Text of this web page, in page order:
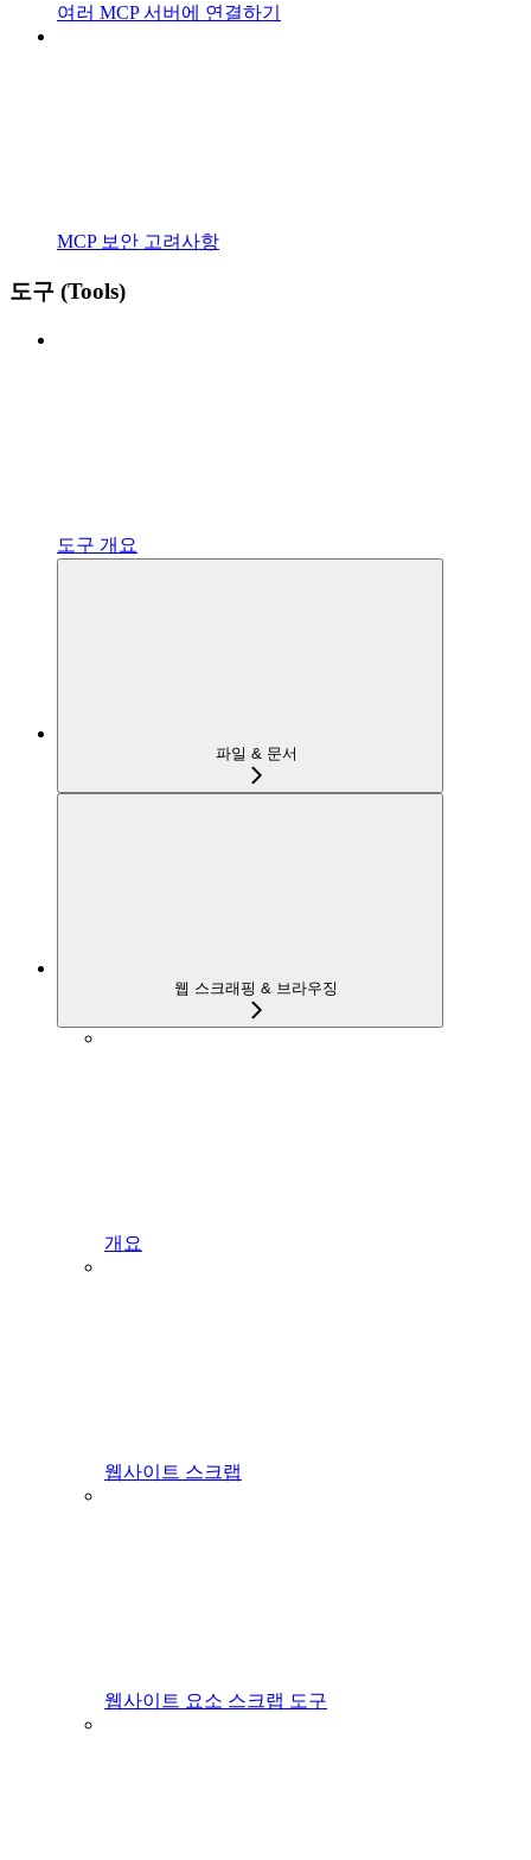
여러 MCP 서버에 연결하기
MCP 보안 고려사항
도구 (Tools)
도구 개요
파일 & 문서
웹 스크래핑 & 브라우징
개요
웹사이트 스크랩
웹사이트 요소 스크랩 도구